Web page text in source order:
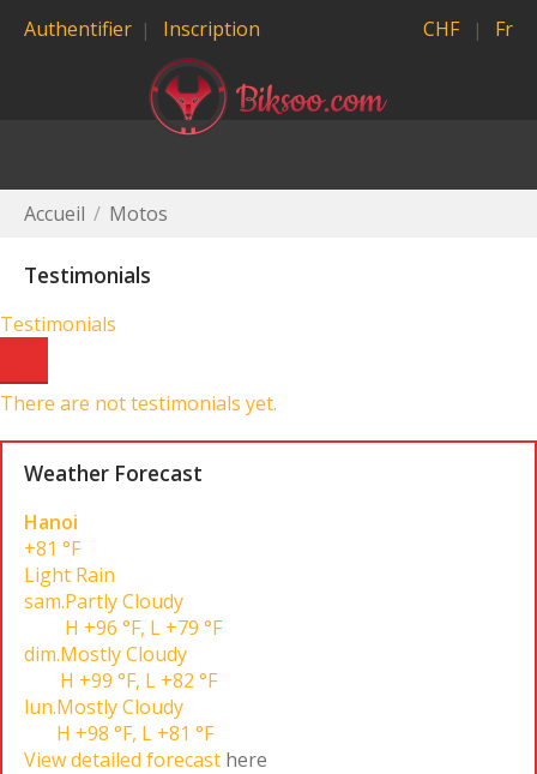
CHF
Authentifier Inscription Fr
Accueil / Motos
Testimonials
Testimonials
There are not testimonials yet.
Weather Forecast
Hanoi
+81 °F
Light Rain
sam.Partly Cloudy
H +96 °F, L +79 °F
dim.Mostly Cloudy
H +99 °F, L +82 °F
lun.Mostly Cloudy
H +98 °F, L +81 °F
View detailed forecast here